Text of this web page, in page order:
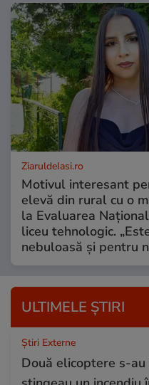
ZiaruldeIasi.ro
Motivul interesant
elevă din rural cu o
la Evaluarea
liceu tehnologic.
nebuloasă și pentru
ULTIMELE ȘTIRI
Știri Externe
Două elicoptere s-